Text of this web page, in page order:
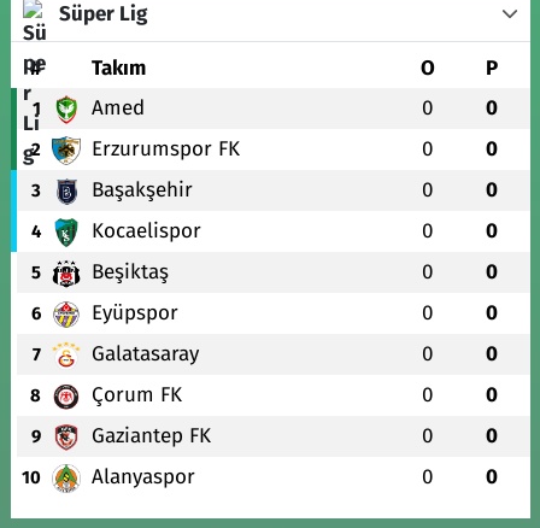
Süper Lig
# Takım O P
1 Amed 0 0
2 Erzurumspor FK 0 0
3 Başakşehir 0 0
4 Kocaelispor 0 0
5 Beşiktaş 0 0
6 Eyüpspor 0 0
7 Galatasaray 0 0
8 Çorum FK 0 0
9 Gaziantep FK 0 0
10 Alanyaspor 0 0